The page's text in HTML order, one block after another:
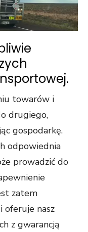
towarów i
drugiego,
gospodarkę.
odpowiednia
prowadzić do
zatem
oferuje nasz
z gwarancją